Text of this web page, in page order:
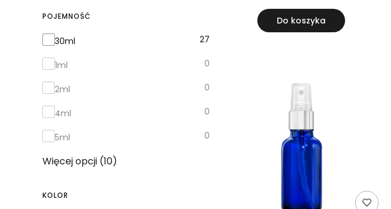
POJEMNOŚĆ
Pojemność
30ml 27
1ml 0
2ml 0
4ml 0
5ml 0
Więcej opcji (10)
KOLOR
Do koszyka